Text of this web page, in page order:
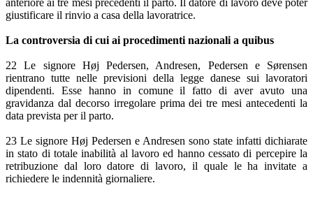
anteriore ai tre mesi precedenti il parto. Il datore di lavoro deve poter
giustificare il rinvio a casa della lavoratrice.
La controversia di cui ai procedimenti nazionali a quibus
22 Le signore Høj Pedersen, Andresen, Pedersen e Sørensen
rientrano tutte nelle previsioni della legge danese sui lavoratori
dipendenti. Esse hanno in comune il fatto di aver avuto una
gravidanza dal decorso irregolare prima dei tre mesi antecedenti la
data prevista per il parto.
23 Le signore Høj Pedersen e Andresen sono state infatti dichiarate
in stato di totale inabilità al lavoro ed hanno cessato di percepire la
retribuzione dal loro datore di lavoro, il quale le ha invitate a
richiedere le indennità giornaliere.